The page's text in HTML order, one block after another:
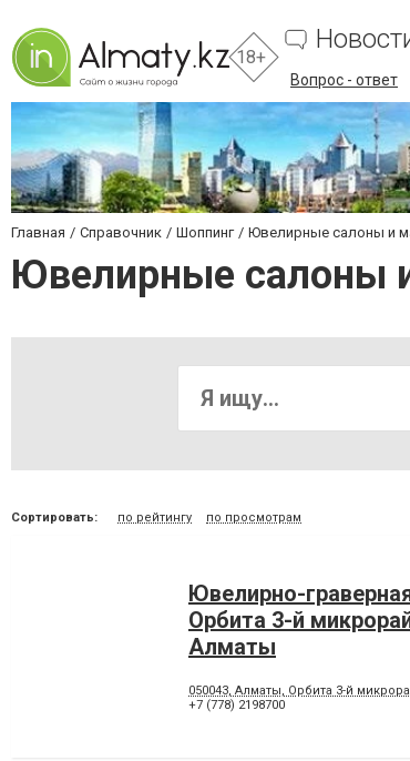
18+
Вопрос - ответ
Главная Справочник Шоппинг Ювелирные салоны и
Ювелирные салоны
Сортировать: по рейтингу по просмотрам
Ювелирно-
Орбита 3-й
Алматы
050043, Алматы, Орбита 3-й
+7 (778) 2198700